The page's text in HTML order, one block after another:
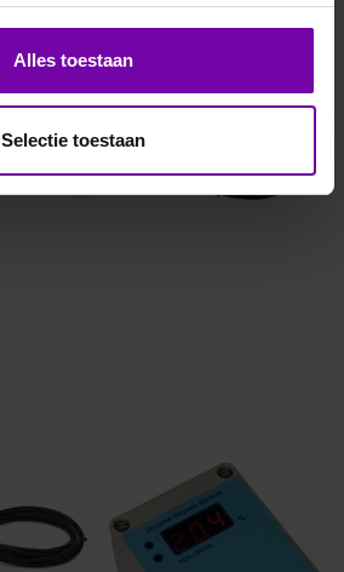
Alles toestaan
Selectie toestaan
MO-130
KCD-ON200
O2 controller 0,1 - 25%